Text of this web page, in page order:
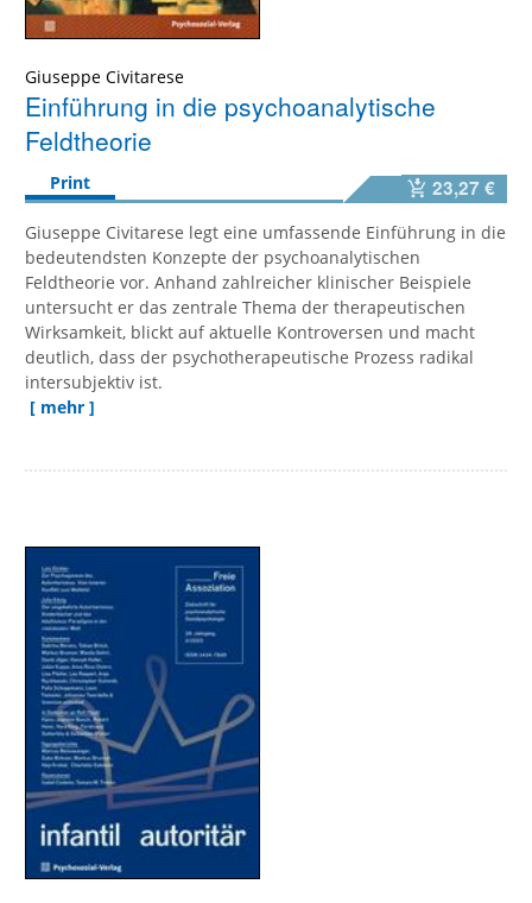
Giuseppe Civitarese
Einführung in die psychoanalytische
Feldtheorie
Print 23,27 €
Giuseppe Civitarese legt eine umfassende Einführung in die
bedeutendsten Konzepte der psychoanalytischen
Feldtheorie vor. Anhand zahlreicher klinischer Beispiele
untersucht er das zentrale Thema der therapeutischen
Wirksamkeit, blickt auf aktuelle Kontroversen und macht
deutlich, dass der psychotherapeutische Prozess radikal
intersubjektiv ist.
[ mehr ]